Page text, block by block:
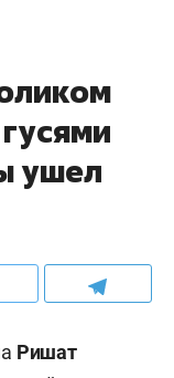
ушел
Ришат